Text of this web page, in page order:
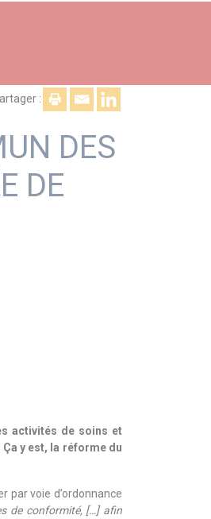
:
DES
DE
activités de soins et
y est, la réforme du
par voie d’ordonnance
de conformité, […] afin